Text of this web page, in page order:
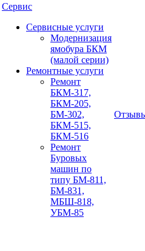
Сервис
Сервисные услуги
Модернизация
ямобура БКМ
(малой серии)
Ремонтные услуги
Ремонт
БКМ-317,
БКМ-205,
БМ-302,
БКМ-515,
БКМ-516
Ремонт
Буровых
машин по
типу БМ-811,
БМ-831,
МБШ-818,
УБМ-85